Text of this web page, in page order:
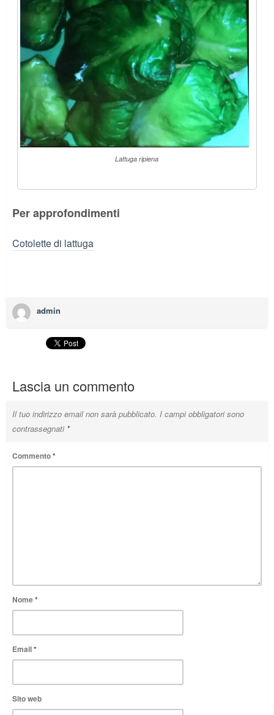
Lattuga ripiena
Per approfondimenti
Cotolette di lattuga
admin
Lascia un commento
Il tuo indirizzo email non sarà pubblicato. I campi obbligatori sono
contrassegnati *
Commento*
Nome*
Email*
Sito web